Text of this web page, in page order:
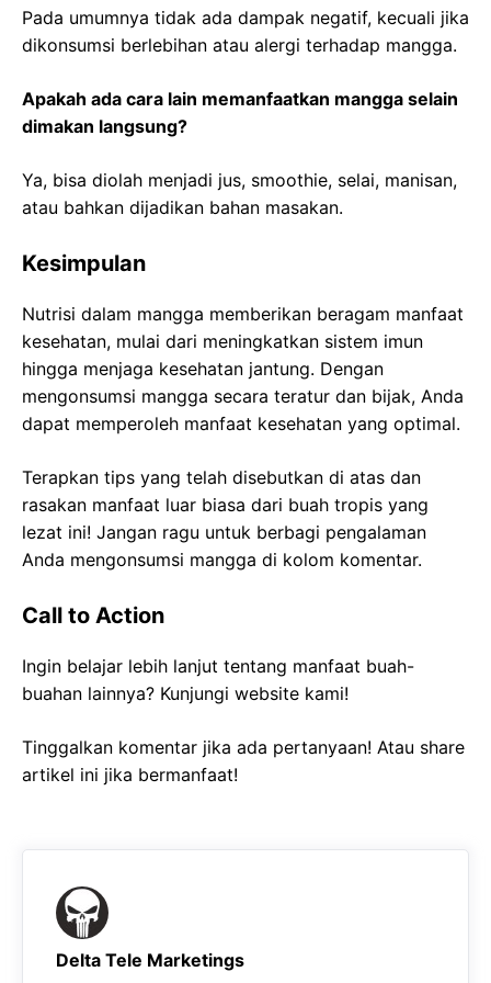
Pada umumnya tidak ada dampak negatif, kecuali jika
dikonsumsi berlebihan atau alergi terhadap mangga.
Apakah ada cara lain memanfaatkan mangga selain
dimakan langsung?
Ya, bisa diolah menjadi jus, smoothie, selai, manisan,
atau bahkan dijadikan bahan masakan.
Kesimpulan
Nutrisi dalam mangga memberikan beragam manfaat
kesehatan, mulai dari meningkatkan sistem imun
hingga menjaga kesehatan jantung. Dengan
mengonsumsi mangga secara teratur dan bijak, Anda
dapat memperoleh manfaat kesehatan yang optimal.
Terapkan tips yang telah disebutkan di atas dan
rasakan manfaat luar biasa dari buah tropis yang
lezat ini! Jangan ragu untuk berbagi pengalaman
Anda mengonsumsi mangga di kolom komentar.
Call to Action
Ingin belajar lebih lanjut tentang manfaat buah-
buahan lainnya? Kunjungi website kami!
Tinggalkan komentar jika ada pertanyaan! Atau share
artikel ini jika bermanfaat!
Delta Tele Marketings